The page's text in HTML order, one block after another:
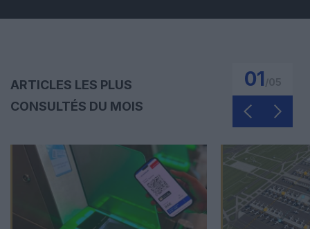
ARTICLES LES PLUS
CONSULTÉS DU MOIS
01